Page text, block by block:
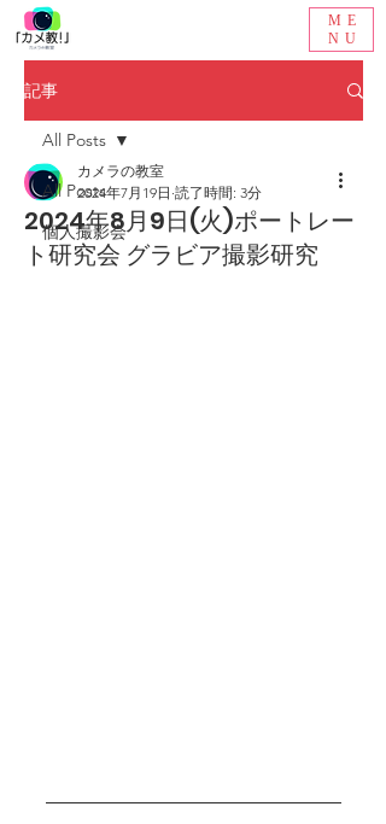
ME
NU
記事
All Posts
個人撮影会
All Posts
2024年8月9日(火)ポートレー
ト研究会 グラビア撮影研究
カメラの教室
2024年7月19日 読了時間: 3分